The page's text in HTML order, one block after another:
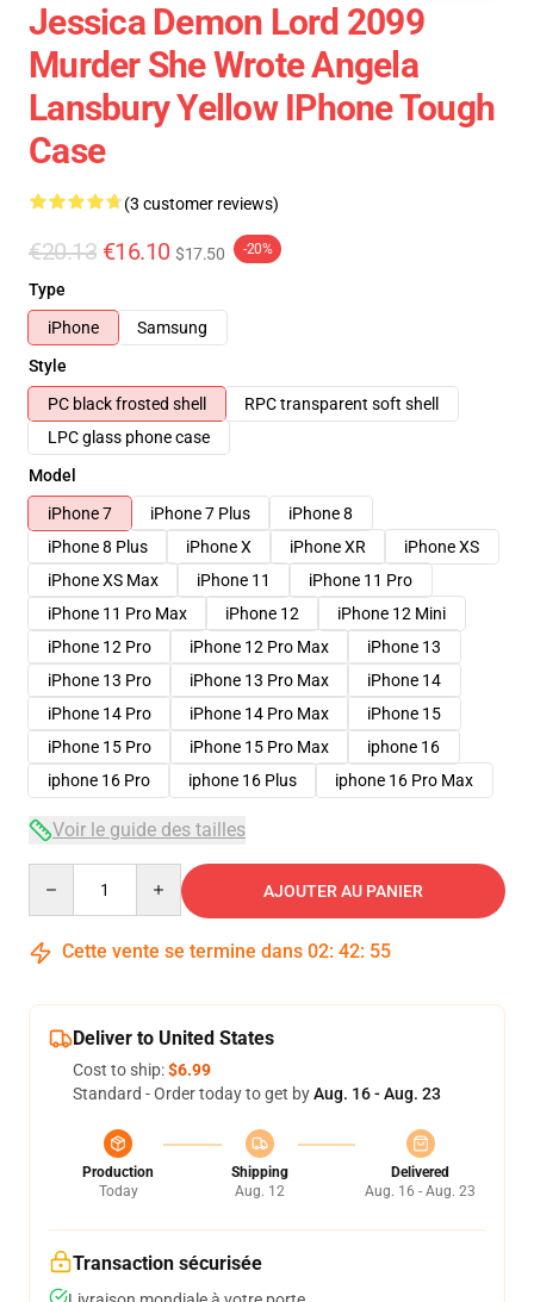
Jessica Demon Lord 2099
Murder She Wrote Angela
Lansbury Yellow IPhone Tough
Case
(3 customer reviews)
€20.13 €16.10 $17.50 -20%
Type
iPhone
Samsung
Style
PC black frosted shell
RPC transparent soft shell
LPC glass phone case
Model
iPhone 7
iPhone 7 Plus
iPhone 8
iPhone 8 Plus
iPhone X iPhone XR
iPhone XS
iPhone XS Max
iPhone 11
iPhone 11 Pro
iPhone 11 Pro Max
iPhone 12
iPhone 12 Mini
iPhone 12 Pro
iPhone 12 Pro Max
iPhone 13
iPhone 13 Pro
iPhone 13 Pro Max
iPhone 14
iPhone 14 Pro
iPhone 14 Pro Max
iPhone 15
iPhone 15 Pro
iPhone 15 Pro Max
iphone 16
iphone 16 Pro
iphone 16 Plus iphone 16 Pro Max
Voir le guide des tailles
AJOUTER AU PANIER
Cette vente se termine dans 02: 42: 54
Deliver to United States
Cost to ship:$6.99
Standard - Order today to get byAug. 16 - Aug. 23
Production
Today
Shipping
Aug. 12
Delivered
Aug. 16 - Aug. 23
Transaction sécurisée